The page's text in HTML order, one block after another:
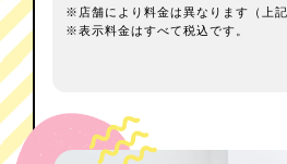
※店舗により料金は異なります（上記
※表示料金はすべて税込です。